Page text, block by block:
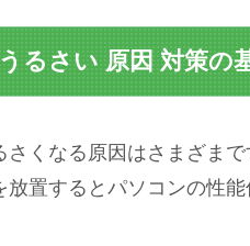
るさい 原因 対策の
さくなる原因はさまざま
置するとパソコンの性